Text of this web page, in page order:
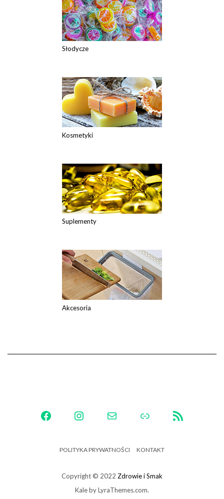
Słodycze
Kosmetyki
Suplementy
Akcesoria
FACEBOOKINSTAGRAM
MAIL LINK RSS FEED
POLITYKA PRYWATNOŚCI KONTAKT
Copyright © 2022 Zdrowie i Smak
Kaleby LyraThemes.com.